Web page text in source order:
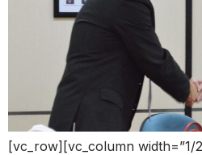
[vc_row][vc_column width=”1/